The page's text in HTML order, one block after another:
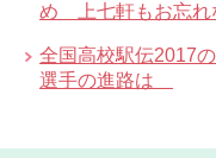
め 上七軒もお忘れ
全国高校駅伝2017
選手の進路は